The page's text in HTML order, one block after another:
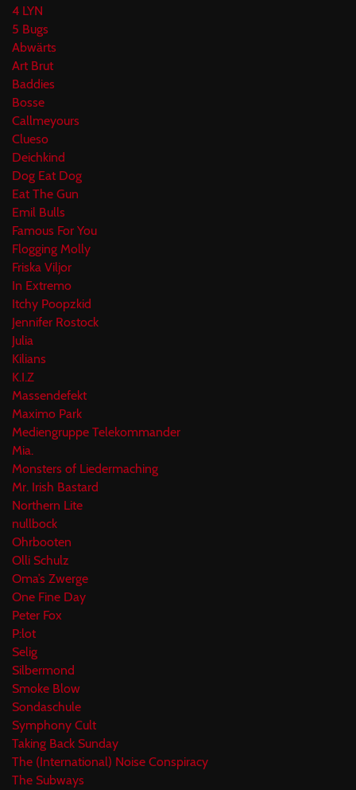
4 LYN
5 Bugs
Abwärts
Art Brut
Baddies
Bosse
Callmeyours
Clueso
Deichkind
Dog Eat Dog
Eat The Gun
Emil Bulls
Famous For You
Flogging Molly
Friska Viljor
In Extremo
Itchy Poopzkid
Jennifer Rostock
Julia
Kilians
K.I.Z
Massendefekt
Maximo Park
Mediengruppe Telekommander
Mia.
Monsters of Liedermaching
Mr. Irish Bastard
Northern Lite
nullbock
Ohrbooten
Olli Schulz
Oma’s Zwerge
One Fine Day
Peter Fox
P:lot
Selig
Silbermond
Smoke Blow
Sondaschule
Symphony Cult
Taking Back Sunday
The (International) Noise Conspiracy
The Subways